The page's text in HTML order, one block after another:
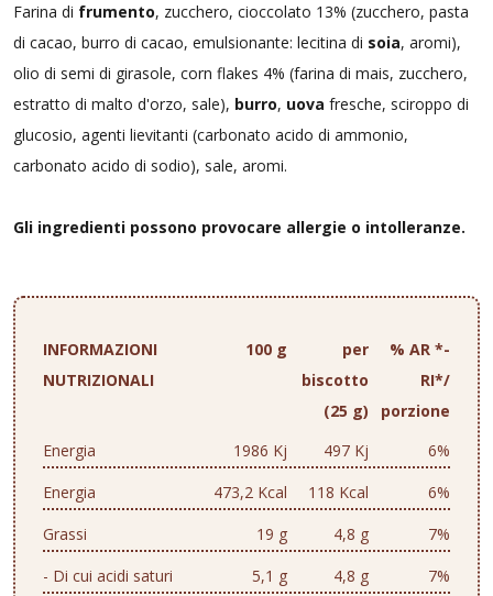
Farina di frumento, zucchero, cioccolato 13% (zucchero, pasta
di cacao, burro di cacao, emulsionante: lecitina di soia, aromi),
olio di semi di girasole, corn flakes 4% (farina di mais, zucchero,
estratto di malto d'orzo, sale), burro, uova fresche, sciroppo di
glucosio, agenti lievitanti (carbonato acido di ammonio,
carbonato acido di sodio), sale, aromi.
Gli ingredienti possono provocare allergie o intolleranze.
INFORMAZIONI
NUTRIZIONALI
100 g
per
biscotto
(25 g)
% AR *-
RI*/
porzione
Energia
1986 Kj 497 Kj
6%
Energia
473,2 Kcal 118 Kcal
6%
Grassi
19 g 4,8 g
7%
- Di cui acidi saturi
5,1 g 4,8 g
7%